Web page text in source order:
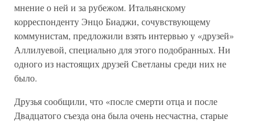
мнение о ней и за рубежом. Итальянскому
корреспонденту Энцо Биаджи, сочувствующему
коммунистам, предложили взять интервью у «друзей»
Аллилуевой, специально для этого подобранных. Ни
одного из настоящих друзей Светланы среди них не
было.
Друзья сообщили, что «после смерти отца и после
Двадцатого съезда она была очень несчастна, старые